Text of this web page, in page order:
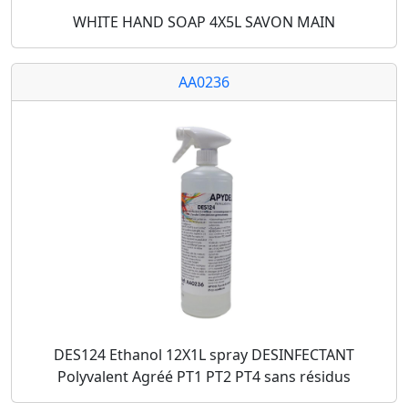
WHITE HAND SOAP 4X5L SAVON MAIN
AA0236
DES124 Ethanol 12X1L spray DESINFECTANT
Polyvalent Agréé PT1 PT2 PT4 sans résidus